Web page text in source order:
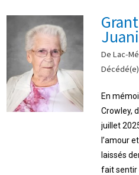
De Lac-
En
Crowley,
juillet
l’amour
laissés
fait sentir